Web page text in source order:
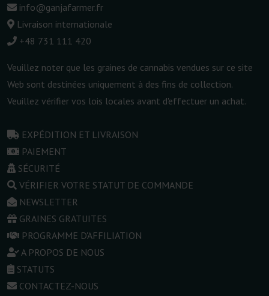
info@ganjafarmer.fr
Livraison internationale
+48 731 111 420
Veuillez noter que les graines de cannabis vendues sur ce site
Web sont destinées uniquement à des fins de collection.
Veuillez vérifier vos lois locales avant d'effectuer un achat.
EXPÉDITION ET LIVRAISON
PAIEMENT
SÉCURITÉ
VÉRIFIER VOTRE STATUT DE COMMANDE
NEWSLETTER
GRAINES GRATUITES
PROGRAMME D'AFFILIATION
A PROPOS DE NOUS
STATUTS
CONTACTEZ-NOUS